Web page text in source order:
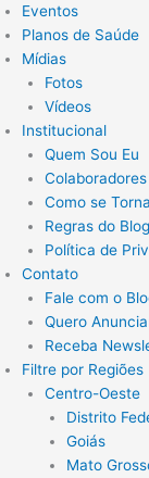
Eventos
Planos de Saúde
Mídias
Fotos
Vídeos
Institucional
Quem Sou Eu
Colaboradores
Como se
Regras do Blog
Política de
Contato
Fale com o
Quero
Receba
Filtre por Regiões
Centro-Oeste
Distrito
Goiás
Mato